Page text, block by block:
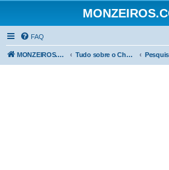
FAQ
MONZEIROS.COM Tudo sobre o Chevrolet Monza!